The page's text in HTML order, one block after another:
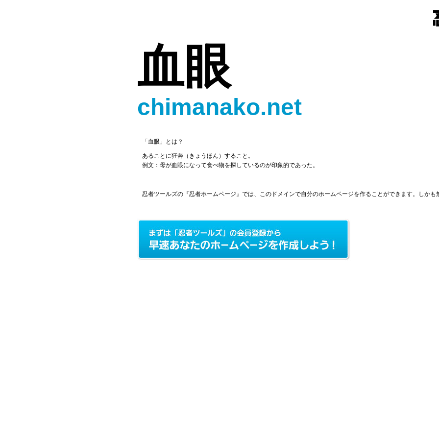
血眼
chimanako.net
「血眼」とは？
あることに狂奔（きょうほん）すること。
例文：母が血眼になって食べ物を探しているのが印象的であった。
忍者ツールズの『忍者ホームページ』では、このドメインで自分のホームページを作ることができます。しかも